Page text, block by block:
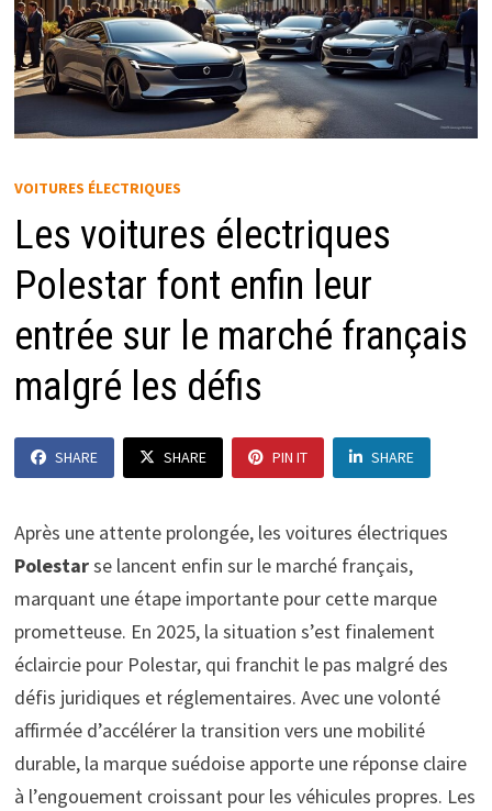
VOITURES ÉLECTRIQUES
Les voitures électriques
Polestar font enfin leur
entrée sur le marché français
malgré les défis
SHARE SHARE PIN IT SHARE
Après une attente prolongée, les voitures électriques
Polestarse lancent enfin sur le marché français,
marquant une étape importante pour cette marque
prometteuse. En 2025, la situation s’est finalement
éclaircie pour Polestar, qui franchit le pas malgré des
défis juridiques et réglementaires. Avec une volonté
affirmée d’accélérer la transition vers une mobilité
durable, la marque suédoise apporte une réponse claire
à l’engouement croissant pour les véhicules propres. Les